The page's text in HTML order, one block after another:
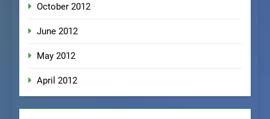
October 2012
June 2012
May 2012
April 2012